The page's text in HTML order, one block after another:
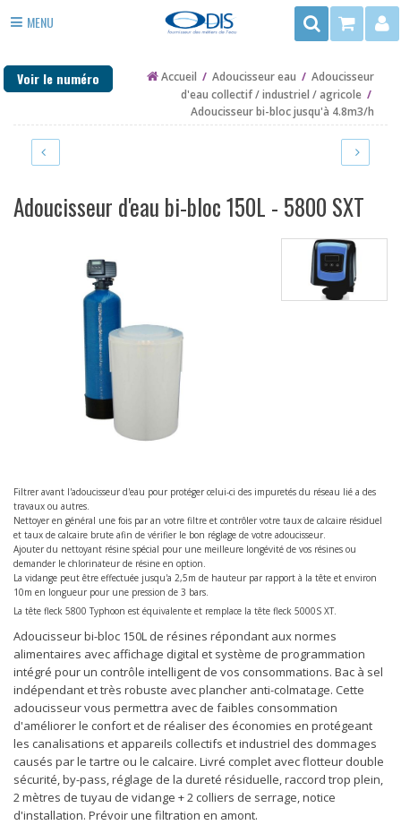
-
Mottais
AUBIN
DU
CORMIER
Voir le numéro
Rechercher
MENU
ADOUCISSEUR EAU
ANTI TARTRE
FILTRE EAU
PURIFICATEUR EAU
DÉSINFECTION
PIÈCES DÉTACHÉES
Accueil / Adoucisseur eau / Adoucisseur
d'eau collectif / industriel / agricole /
Adoucisseur bi-bloc jusqu'à 4.8m3/h
Adoucisseur d'eau bi-bloc 150L - 5800 SXT
Filtrer avant l'adoucisseur d'eau pour protéger celui-ci des impuretés du réseau lié a des
travaux ou autres.
Nettoyer en général une fois par an votre filtre et contrôler votre taux de calcaire résiduel
et taux de calcaire brute afin de vérifier le bon réglage de votre adoucisseur.
Ajouter du nettoyant résine spécial pour une meilleure longévité de vos résines ou
demander le chlorinateur de résine en option.
La vidange peut être effectuée jusqu'a 2,5m de hauteur par rapport à la tête et environ
10m en longueur pour une pression de 3 bars.
La tête fleck 5800 Typhoon est équivalente et remplace la tête fleck 5000S XT.
Adoucisseur bi-bloc 150L de résines répondant aux normes
alimentaires avec affichage digital et système de programmation
intégré pour un contrôle intelligent de vos consommations. Bac à sel
indépendant et très robuste avec plancher anti-colmatage. Cette
adoucisseur vous permettra avec de faibles consommation
d'améliorer le confort et de réaliser des économies en protégeant
les canalisations et appareils collectifs et industriel des dommages
causés par le tartre ou le calcaire. Livré complet avec flotteur double
sécurité, by-pass, réglage de la dureté résiduelle, raccord trop plein,
2 mètres de tuyau de vidange + 2 colliers de serrage, notice
d'installation. Prévoir une filtration en amont.